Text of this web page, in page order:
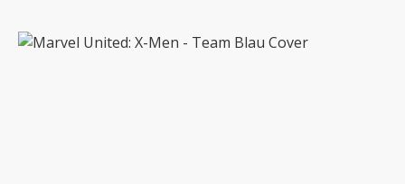
Bildergalerie überspringen